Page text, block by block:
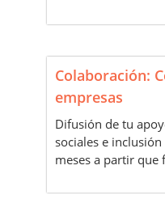
Colaboración:
empresas
Difusión de tu
sociales e
meses a partir que